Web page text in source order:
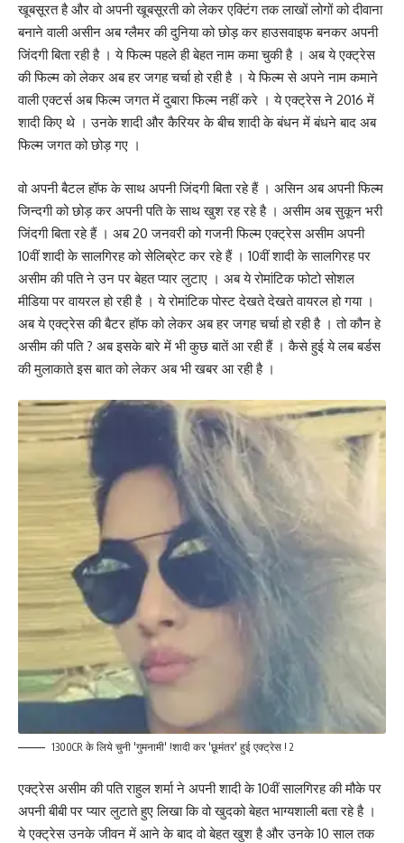
खूबसूरत है और वो अपनी खूबसूरती को लेकर एक्टिंग तक लाखों लोगों को दीवाना
बनाने वाली असीन अब ग्लैमर की दुनिया को छोड़ कर हाउसवाइफ बनकर अपनी
जिंदगी बिता रही है । ये फिल्म पहले ही बेहत नाम कमा चुकी है । अब ये एक्ट्रेस
की फिल्म को लेकर अब हर जगह चर्चा हो रही है । ये फिल्म से अपने नाम कमाने
वाली एक्टर्स अब फिल्म जगत में दुबारा फिल्म नहीं करे । ये एक्ट्रेस ने 2016 में
शादी किए थे । उनके शादी और कैरियर के बीच शादी के बंधन में बंधने बाद अब
फिल्म जगत को छोड़ गए ।
वो अपनी बैटल हॉफ के साथ अपनी जिंदगी बिता रहे हैं । असिन अब अपनी फिल्म
जिन्दगी को छोड़ कर अपनी पति के साथ खुश रह रहे है । असीम अब सुकून भरी
जिंदगी बिता रहे हैं । अब 20 जनवरी को गजनी फिल्म एक्ट्रेस असीम अपनी
10वीं शादी के सालगिरह को सेलिब्रेट कर रहे हैं । 10वीं शादी के सालगिरह पर
असीम की पति ने उन पर बेहत प्यार लुटाए । अब ये रोमांटिक फोटो सोशल
मीडिया पर वायरल हो रही है । ये रोमांटिक पोस्ट देखते देखते वायरल हो गया ।
अब ये एक्ट्रेस की बैटर हॉफ को लेकर अब हर जगह चर्चा हो रही है । तो कौन हे
असीम की पति ? अब इसके बारे में भी कुछ बातें आ रही हैं । कैसे हुई ये लब बर्डस
की मुलाकाते इस बात को लेकर अब भी खबर आ रही है ।
1300CR के लिये चुनी 'गुमनामी' !शादी कर 'छूमंतर' हुई एक्ट्रेस ! 2
एक्ट्रेस असीम की पति राहुल शर्मा ने अपनी शादी के 10वीं सालगिरह की मौके पर
अपनी बीबी पर प्यार लुटाते हुए लिखा कि वो खुदको बेहत भाग्यशाली बता रहे है ।
ये एक्ट्रेस उनके जीवन में आने के बाद वो बेहत खुश है और उनके 10 साल तक